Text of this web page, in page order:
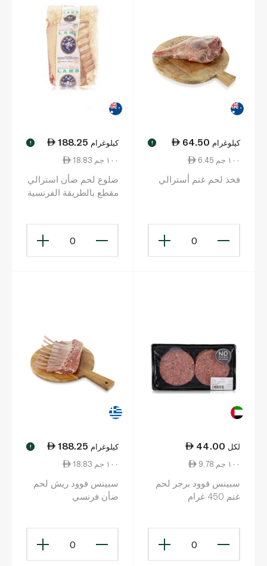
64.50 كيلوغرام !
6.45 ١٠٠ جم
فخذ لحم غنم أسترالي
0
188.25 كيلوغرام !
18.83 ١٠٠ جم
ضلوع لحم ضأن استرالي
مقطع بالطريقة الفرنسية
0
44.00 لكل
9.78 ١٠٠ جم
سبينس فوود برجر لحم
غنم 450 غرام
0
188.25 كيلوغرام !
18.83 ١٠٠ جم
سبينس فوود ريش لحم
ضأن فرنسي
0